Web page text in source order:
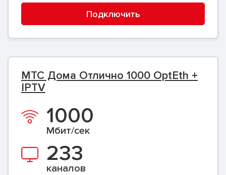
Подключить
МТС Дома Отлично 1000 OptEth +
IPTV
1000
Мбит/сек
233
каналов